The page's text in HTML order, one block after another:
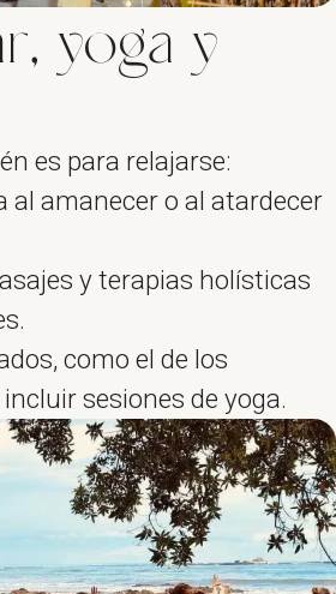
yoga y
es para relajarse:
al amanecer o al atardecer
y terapias holísticas
como el de los
sesiones de yoga.